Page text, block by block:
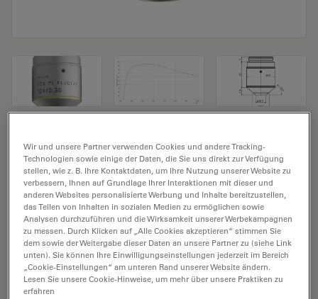
Mikroskopobjektiv HC PL FLUOTAR
10x/0,30
Produkt Nr. 11506505
Das Objektiv HC PL FLUOTAR 10x/0,30 hat eine
Vergrößerung von 10X und eine numerische Apertur
von 0,3. Für Trockenimmersion, mit einem M25
Objektivgewinde mit 11,0 mm freiem Arbeitsabstand
und Sehfeld FN 25.
Wir und unsere Partner verwenden Cookies und andere Tracking-
Technologien sowie einige der Daten, die Sie uns direkt zur Verfügung
stellen, wie z. B. Ihre Kontaktdaten, um Ihre Nutzung unserer Website zu
verbessern, Ihnen auf Grundlage Ihrer Interaktionen mit dieser und
anderen Websites personalisierte Werbung und Inhalte bereitzustellen,
das Teilen von Inhalten in sozialen Medien zu ermöglichen sowie
Analysen durchzuführen und die Wirksamkeit unserer Werbekampagnen
zu messen. Durch Klicken auf „Alle Cookies akzeptieren“ stimmen Sie
dem sowie der Weitergabe dieser Daten an unsere Partner zu (siehe Link
unten). Sie können Ihre Einwilligungseinstellungen jederzeit im Bereich
„Cookie-Einstellungen“ am unteren Rand unserer Website ändern.
Lesen Sie unsere Cookie-Hinweise, um mehr über unsere Praktiken zu
erfahren